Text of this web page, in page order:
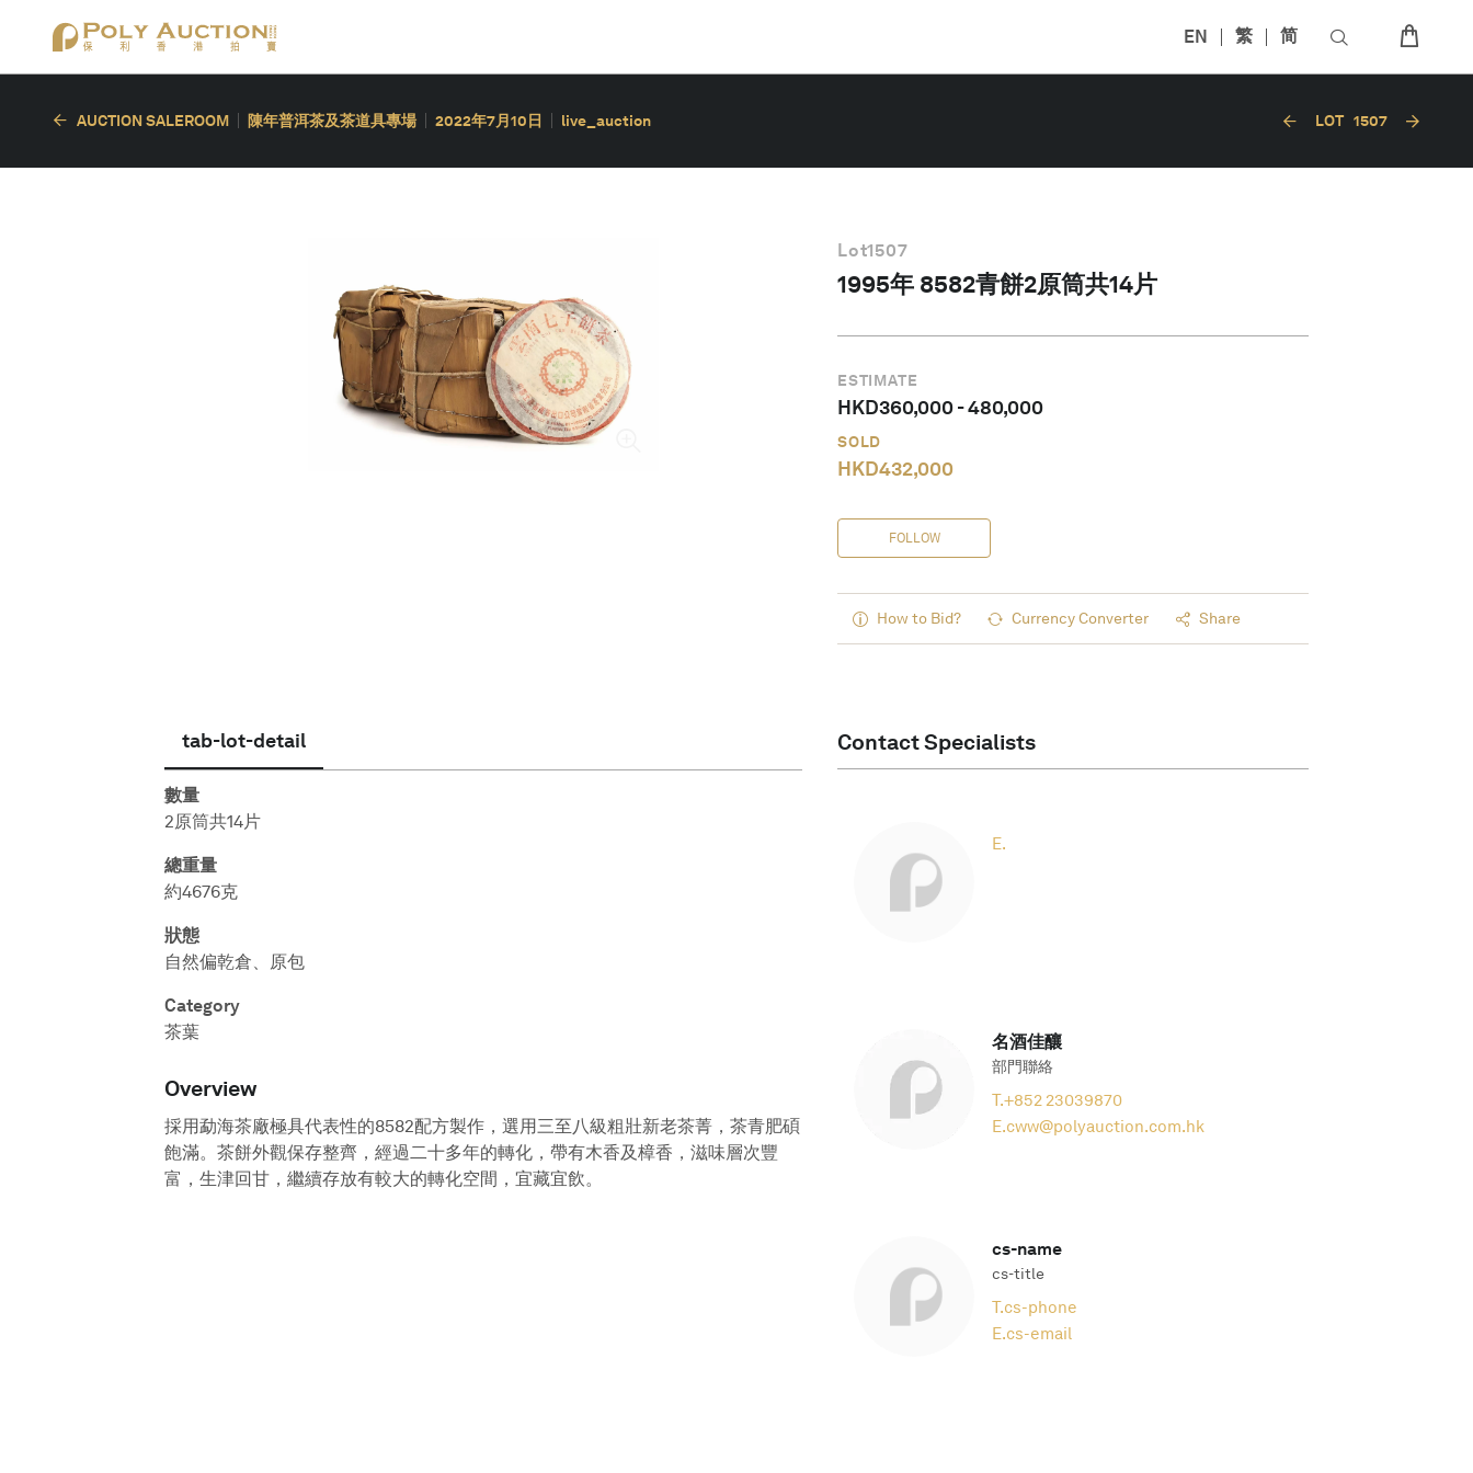
EN 繁 简
AUCTION SALEROOM 陳年普洱茶及茶道具專場 2022年7月10日 live_auction LOT 1507
Lot1507
1995年 8582青餅2原筒共14片
ESTIMATE
HKD360,000-480,000
SOLD
HKD432,000
FOLLOW
How to Bid? Currency Converter Share
tab-lot-detail
數量
2原筒共14片
總重量
約4676克
狀態
自然偏乾倉、原包
Category
茶葉
Overview
採用勐海茶廠極具代表性的8582配方製作，選用三至八級粗壯新老茶菁，茶青肥碩
飽滿。茶餅外觀保存整齊，經過二十多年的轉化，帶有木香及樟香，滋味層次豐
富，生津回甘，繼續存放有較大的轉化空間，宜藏宜飲。
Contact Specialists
E.
名酒佳釀
部門聯絡
T.+852 23039870
E.cww@polyauction.com.hk
cs-name
cs-title
T.cs-phone
E.cs-email